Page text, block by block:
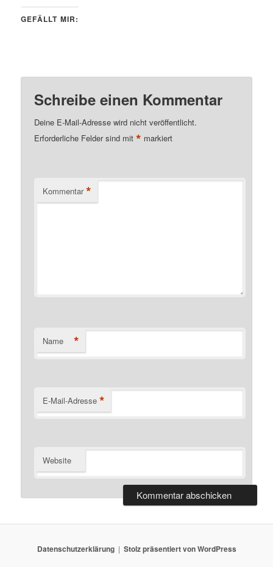
GEFÄLLT MIR:
Schreibe einen Kommentar
Deine E-Mail-Adresse wird nicht veröffentlicht.
Erforderliche Felder sind mit* markiert
Kommentar *
Name *
E-Mail-Adresse *
Website
Datenschutzerklärung Stolz präsentiert von WordPress